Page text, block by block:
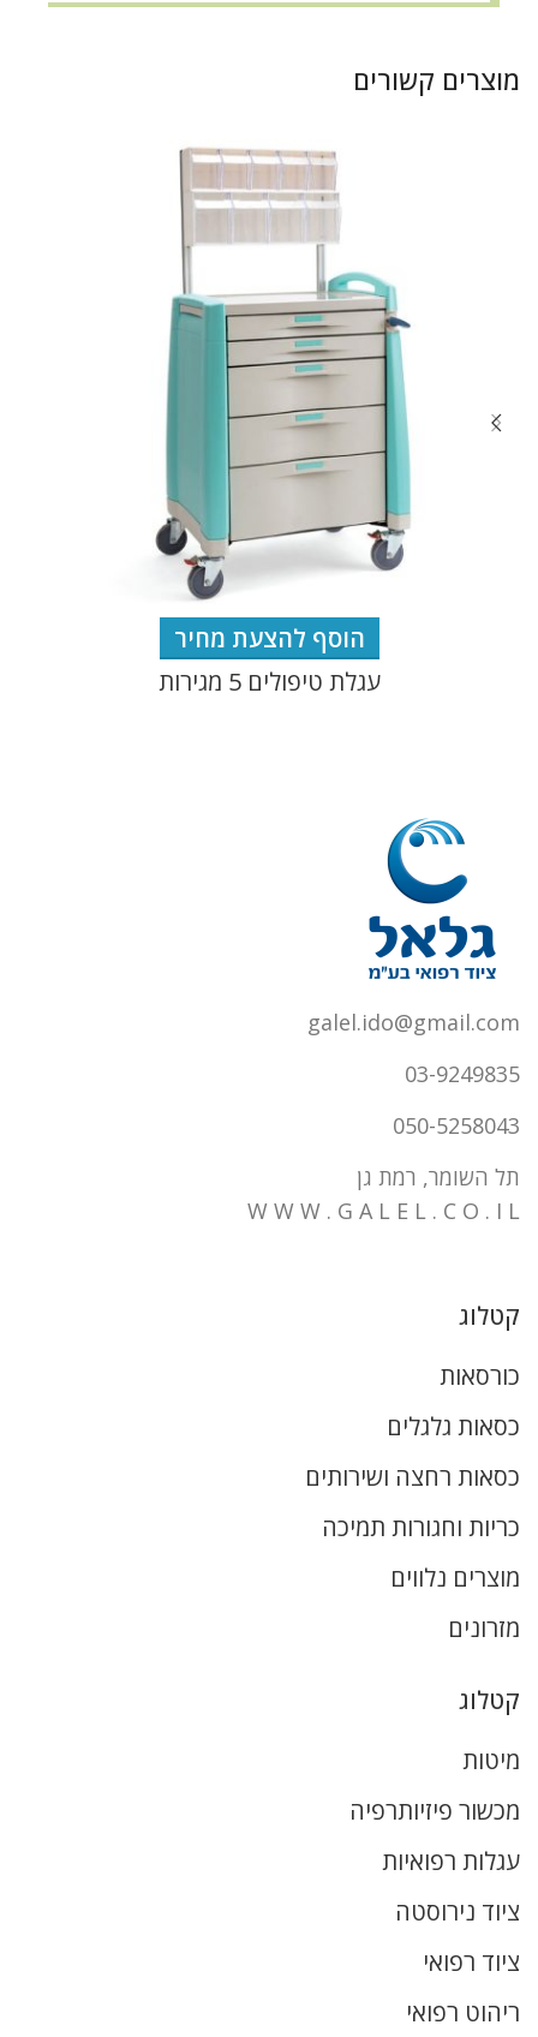
מוצרים קשורים
הוסף להצעת מחיר
עגלת טיפולים 5 מגירות
galel.ido@gmail.com
03-9249835
050-5258043
תל השומר, רמת גן
W W W . G A L E L . C O . I L
קטלוג
כורסאות
כסאות גלגלים
כסאות רחצה ושירותים
כריות וחגורות תמיכה
מוצרים נלווים
מזרונים
קטלוג
מיטות
מכשור פיזיותרפיה
עגלות רפואיות
ציוד נירוסטה
ציוד רפואי
ריהוט רפואי